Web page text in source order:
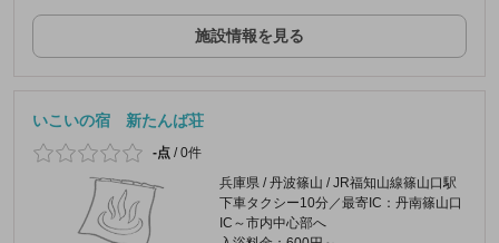
施設情報を見る
いこいの宿 新たんば荘
-点 /0件
兵庫県 / 丹波篠山 / JR福知山線篠山口駅
下車タクシー10分／最寄IC：丹南篠山口
IC～市内中心部へ